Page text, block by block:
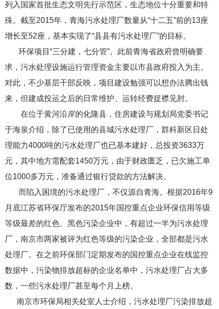
列入国家首批生态文明先行示范区，生态地位十分重要和特
殊。截至2015年，青海污水处理厂数量从“十二五”前的13座
增长至52座，基本实现了“县县有污水处理厂”的目标。
环保项目“三分建，七分管”。此前青海省政府曾明确要
求，污水处理设施运行管理资金主要以市县政府投入为主。
对此，不少基层干部反映，项目建设勉强可以想办法腾出钱
来，但建成投运之后的日常维护、运转经费捉襟见肘。
在位于黄河沿岸的化隆县，住房建设与规划局党委书记
于海泉介绍，除了已使用的县城污水处理厂，群科新区日处
理能力4000吨的污水处理厂也已基本建好，总投资3633万
元，其中地方需配套1450万元，由于财政匮乏，已欠施工单
位1000多万元，准备通过银行贷款的方法解决。
而陷入困境的污水处理厂，不仅源自青海。根据2016年9
月底江苏省环保厅发布的2015年国控重点企业环保信用等级
等级最差的红色、黑色污染企业中，有超过一半为污水处理
厂，南京市两家被评为红色等级的污染企业，全部都是污水
处理厂。在之前环保部门定期发布的国控重点企业在线监控
数据中，污染物排放超标的企业名单中，污水处理厂占大多
数，一些污水处理厂甚至每个月上榜。
南京市环保局相关处室人士介绍，污水处理厂污染排放超